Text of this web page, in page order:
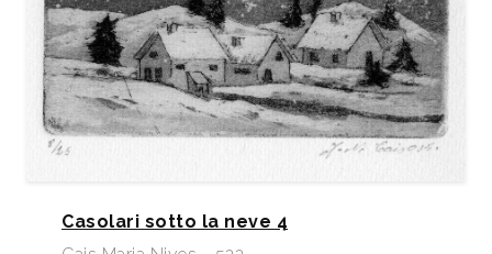
Casolari sotto la neve 4